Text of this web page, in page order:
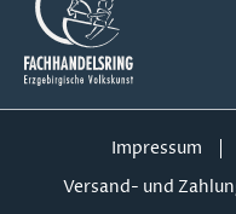
Impressum
Versand- und